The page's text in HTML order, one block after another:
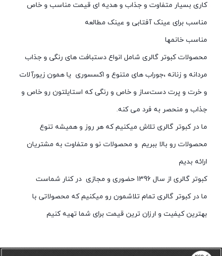
کاری بسیار متفاوت و جذاب و هدیه ای قیمت مناسب و خاص
مناسب برای عینک آفتابی و عینک مطالعه
مناسب خانمها
محصولات کبوتر گالری شامل انواع دستبافت های رنگی و جذاب
مردانه و زنانه ،جوراب های متنوع و اکسسوری یا همون زیورآلات
و خرت و پرت دست‌ساز و خاص و رنگی که استایلتون رو خاص و
جذاب و منحصر به فرد می کنه.
ما در کبوتر گالری تلاش میکنیم که هر روز و همیشه تنوع
محصولات رو بالا ببریم و محصولات نو و متفاوت به مشتریان
ارائه بدیم
کبوتر گالری از سال 1396 حضوری و مجازی در کنار شماست
ما در کبوتر گالری تمام تلاشمون رو میکنیم که محصولاتی با
بهترین کیفیت و ارزان ترین قیمت برای شما تهیه کنیم